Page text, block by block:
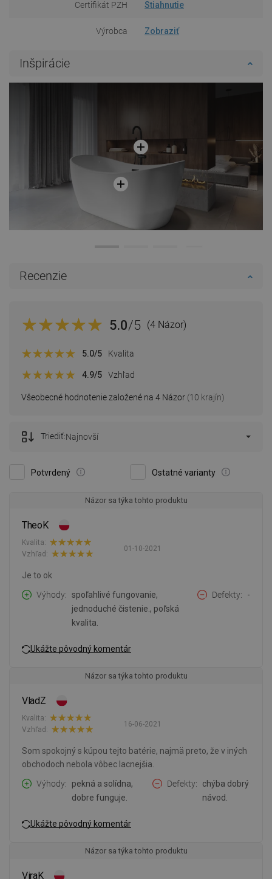
Certifikát PZH Stiahnutie
Výrobca Zobraziť
Inšpirácie
Recenzie
5.0/5 (4 Názor)
Všeobecné hodnotenie založené na 4 Názor (10 krajín)
5.0/5 Kvalita
4.9/5 Vzhľad
Potvrdený Ostatné varianty
Triediť:Najnovší
Názor sa týka tohto produktu
TheoK
01-10-2021
Kvalita:
Vzhľad:
Je to ok
Výhody
spoľahlivé fungovanie,
jednoduché čistenie., poľská
kvalita.
Defekty -
Ukážte pôvodný komentár
Názor sa týka tohto produktu
VladZ
16-06-2021
Kvalita:
Vzhľad:
Som spokojný s kúpou tejto batérie, najmä preto, že v iných
obchodoch nebola vôbec lacnejšia.
Výhody
pekná a solídna,
dobre funguje.
Defekty
chýba dobrý
návod.
Ukážte pôvodný komentár
Názor sa týka tohto produktu
ViraK